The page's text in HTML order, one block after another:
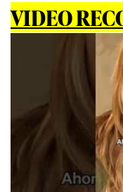
VIDEO
00:00/01:55